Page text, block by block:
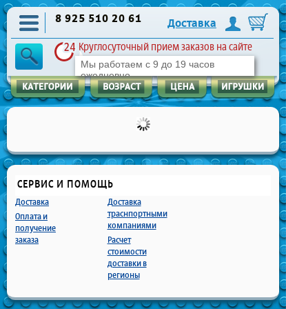
8 925 510 20 61
Доставка
Круглосуточный прием заказов на сайте
Мы работаем с 9 до 19 часов
ежедневно
СЕРВИС И ПОМОЩЬ
Доставка
Оплата и
получение
заказа
Доставка
траснпортными
компаниями
Расчет
стоимости
доставки в
регионы